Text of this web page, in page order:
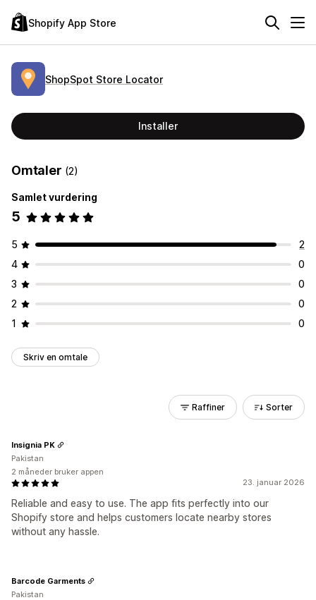
Shopify App Store
ShopSpot Store Locator
Installer
Omtaler (2)
Samlet vurdering
5
5
2
4
0
3
0
2
0
1
0
Skriv en omtale
Raffiner Sorter
23. januar 2026
Reliable and easy to use. The app fits perfectly into our
Shopify store and helps customers locate nearby stores
without any hassle.
Insignia PK
Pakistan
2 måneder bruker appen
Barcode Garments
Pakistan